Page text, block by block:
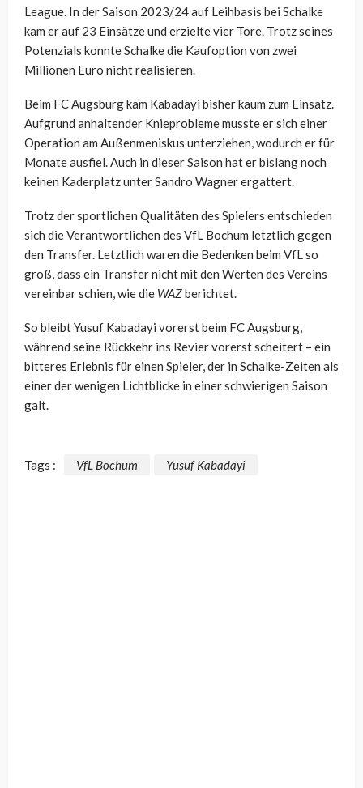
League. In der Saison 2023/24 auf Leihbasis bei Schalke
kam er auf 23 Einsätze und erzielte vier Tore. Trotz seines
Potenzials konnte Schalke die Kaufoption von zwei
Millionen Euro nicht realisieren.
Beim FC Augsburg kam Kabadayi bisher kaum zum Einsatz.
Aufgrund anhaltender Knieprobleme musste er sich einer
Operation am Außenmeniskus unterziehen, wodurch er für
Monate ausfiel. Auch in dieser Saison hat er bislang noch
keinen Kaderplatz unter Sandro Wagner ergattert.
Trotz der sportlichen Qualitäten des Spielers entschieden
sich die Verantwortlichen des VfL Bochum letztlich gegen
den Transfer. Letztlich waren die Bedenken beim VfL so
groß, dass ein Transfer nicht mit den Werten des Vereins
vereinbar schien, wie die WAZberichtet.
So bleibt Yusuf Kabadayi vorerst beim FC Augsburg,
während seine Rückkehr ins Revier vorerst scheitert – ein
bitteres Erlebnis für einen Spieler, der in Schalke-Zeiten als
einer der wenigen Lichtblicke in einer schwierigen Saison
galt.
Tags : VfL Bochum Yusuf Kabadayi